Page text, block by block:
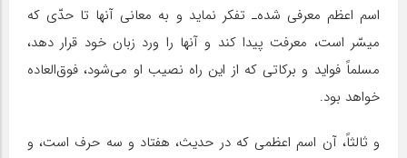
اسم اعظم معرفى شده‌ـ تفکر نماید و به معانى آنها تا حدّى که
میسّر است، معرفت پیدا کند و آنها را ورد زبان خود قرار دهد،
مسلماً فواید و برکاتى که از این راه نصیب او مى‌شود، فوق‌العاده
خواهد بود.
و ثالثاً، آن اسم اعظمى که در حدیث، هفتاد و سه حرف است، و